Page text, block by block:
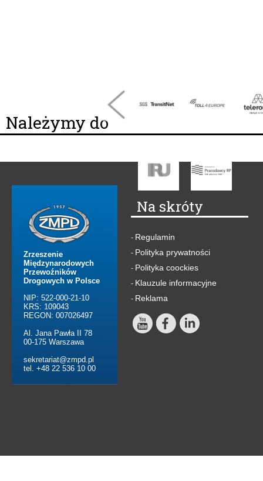
Należymy do
Zrzeszenie
Międzynarodowych
Przewoźników
Drogowych w Polsce
NIP: 522-000-21-10
KRS: 109043
REGON: 007026497
Al. Jana Pawła II 78
00-175 Warszawa
sekretariat@zmpd.pl
tel. +48 22 536 10 00
Na skróty
- Regulamin
- Polityka prywatności
- Polityka coockies
- Klauzule informacyjne
- Reklama